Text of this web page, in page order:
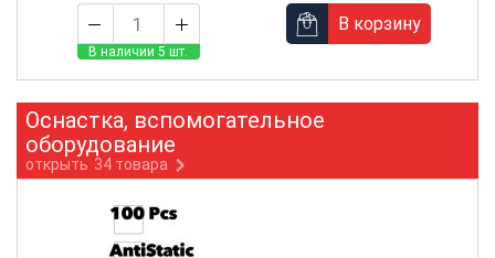
В наличии 5 шт.
В корзину
Оснастка, вспомогательное
оборудование
открыть 34 товара